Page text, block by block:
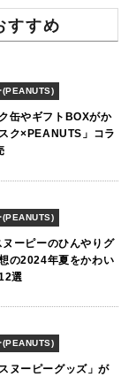
すすめ
(PEANUTS)
缶やギフトBOXがか
ク×PEANUTS」コラ
(PEANUTS)
ーピーのひんやりグ
の2024年夏をかわい
選
(PEANUTS)
ヌーピーグッズ」が